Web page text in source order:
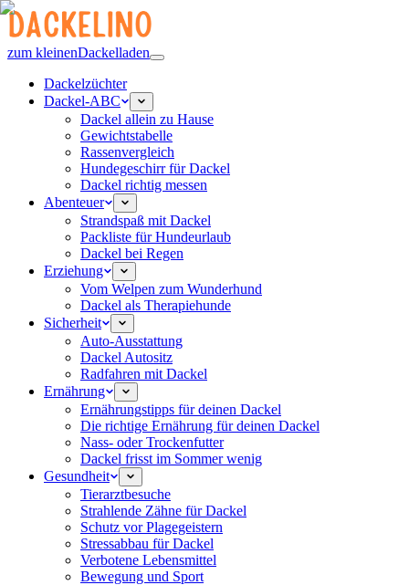
zum kleinenDackelladen
Dackelzüchter
Dackel-ABC
Dackel allein zu Hause
Gewichtstabelle
Rassenvergleich
Hundegeschirr für Dackel
Dackel richtig messen
Abenteuer
Strandspaß mit Dackel
Packliste für Hundeurlaub
Dackel bei Regen
Erziehung
Vom Welpen zum Wunderhund
Dackel als Therapiehunde
Sicherheit
Auto-Ausstattung
Dackel Autositz
Radfahren mit Dackel
Ernährung
Ernährungstipps für deinen Dackel
Die richtige Ernährung für deinen Dackel
Nass- oder Trockenfutter
Dackel frisst im Sommer wenig
Gesundheit
Tierarztbesuche
Strahlende Zähne für Dackel
Schutz vor Plagegeistern
Stressabbau für Dackel
Verbotene Lebensmittel
Bewegung und Sport